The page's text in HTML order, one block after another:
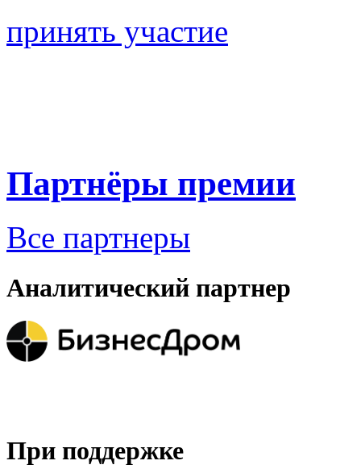
принять участие
Партнёры премии
Все партнеры
Аналитический партнер
При поддержке